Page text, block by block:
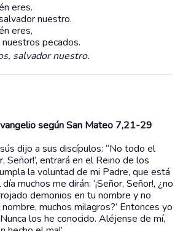
eres.
nuestro.
eres,
pecados.
salvador nuestro.
según San Mateo 7,21-29
dijo a sus discípulos: “No todo el
Señor!’, entrará en el Reino de los
la voluntad de mi Padre, que está
muchos me dirán: ‘¡Señor, Señor!, ¿no
demonios en tu nombre y no
muchos milagros?’ Entonces yo
los he conocido. Aléjense de mí,